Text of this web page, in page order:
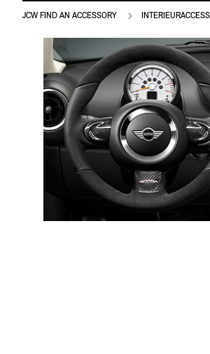
JCW FIND AN ACCESSORY